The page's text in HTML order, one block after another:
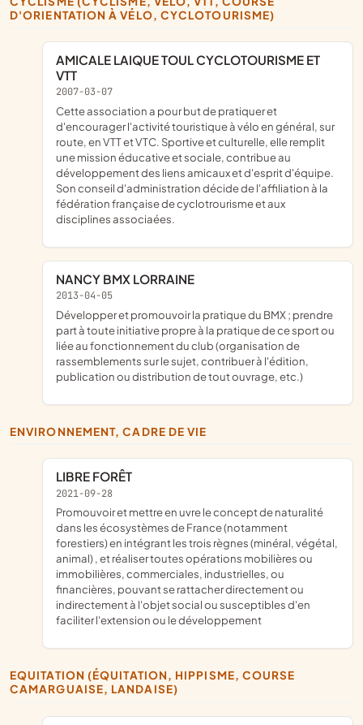
D'ORIENTATION À VÉLO, CYCLOTOURISME)
AMICALE LAIQUE TOUL CYCLOTOURISME ET
VTT
2007-03-07
cette association a pour but de pratiquer et
d'encourager l'activité touristique à vélo en général, sur
route, en VTT et VTC. Sportive et culturelle, elle remplit
une mission éducative et sociale, contribue au
développement des liens amicaux et d'esprit d'équipe.
Son conseil d'administration décide de l'affiliation à la
fédération française de cyclotrourisme et aux
disciplines associaées.
NANCY BMX LORRAINE
2013-04-05
développer et promouvoir la pratique du BMX ; prendre
part à toute initiative propre à la pratique de ce sport ou
liée au fonctionnement du club (organisation de
rassemblements sur le sujet, contribuer à l'édition,
publication ou distribution de tout ouvrage, etc.)
ENVIRONNEMENT, CADRE DE VIE
LIBRE FORÊT
2021-09-28
promouvoir et mettre en uvre le concept de naturalité
dans les écosystèmes de France (notamment
forestiers) en intégrant les trois règnes (minéral, végétal,
animal) , et réaliser toutes opérations mobilières ou
immobilières, commerciales, industrielles, ou
financières, pouvant se rattacher directement ou
indirectement à l'objet social ou susceptibles d'en
faciliter l'extension ou le développement
EQUITATION (ÉQUITATION, HIPPISME, COURSE
CAMARGUAISE, LANDAISE)